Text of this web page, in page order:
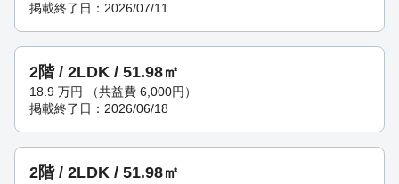
掲載終了日：2026/07/11
2階 / 2LDK / 51.98㎡
18.9 万円
（共益費 6,000円）
掲載終了日：2026/06/18
2階 / 2LDK / 51.98㎡